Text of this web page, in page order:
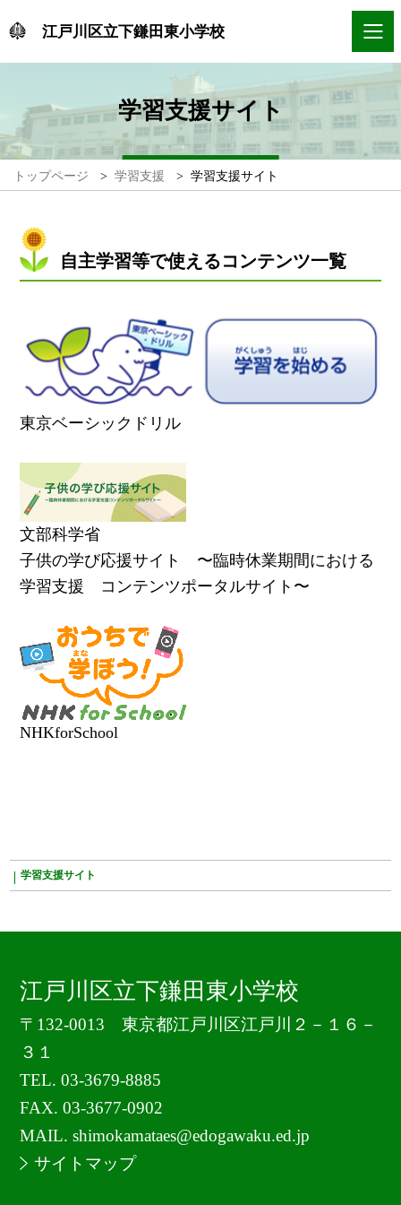
江戸川区立下鎌田東小学校
学習支援サイト
トップページ > 学習支援 > 学習支援サイト
自主学習等で使えるコンテンツ一覧
東京ベーシックドリル
文部科学省
子供の学び応援サイト 〜臨時休業期間における
学習支援 コンテンツポータルサイト〜
NHKforSchool
学習支援サイト
江戸川区立下鎌田東小学校
〒132-0013 東京都江戸川区江戸川２－１６－
３１
TEL.03-3679-8885
FAX. 03-3677-0902
MAIL. shimokamataes@edogawaku.ed.jp
サイトマップ